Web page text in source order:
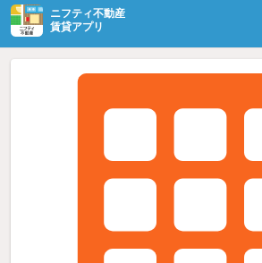
ニフティ不動産
賃貸アプリ